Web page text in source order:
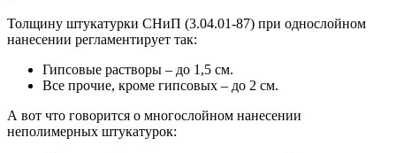
Толщину штукатурки СНиП (3.04.01-87) при однослойном
нанесении регламентирует так:
Гипсовые растворы – до 1,5 см.
Все прочие, кроме гипсовых – до 2 см.
А вот что говорится о многослойном нанесении
неполимерных штукатурок: